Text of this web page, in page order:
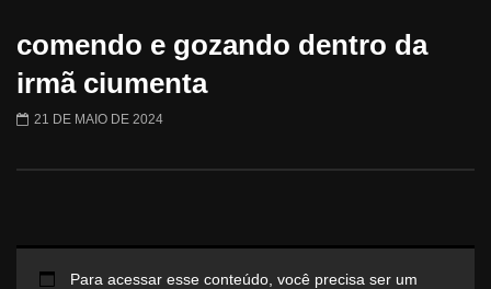
comendo e gozando dentro da
irmã ciumenta
21 DE MAIO DE 2024
Para acessar esse conteúdo, você precisa ser um